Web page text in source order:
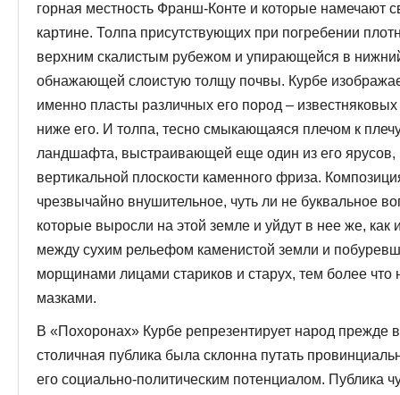
горная местность Франш-Конте и которые намечают
картине. Толпа присутствующих при погребении
верхним скалистым рубежом и упирающейся в
обнажающей слоистую толщу почвы. Курбе
именно пласты различных его пород –
ниже его. И толпа, тесно смыкающаяся плечом к
ландшафта, выстраивающей еще один из его ярусов,
вертикальной плоскости каменного фриза.
чрезвычайно внушительное, чуть ли не буквальное
которые выросли на этой земле и уйдут в нее же, как
между сухим рельефом каменистой земли и
морщинами лицами стариков и старух, тем более
мазками.
В «Похоронах» Курбе репрезентирует народ прежде
столичная публика была склонна путать
его социально-политическим потенциалом. Публика